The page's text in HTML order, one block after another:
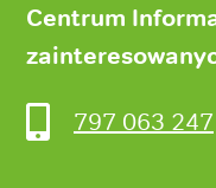
Centrum
797 063 247